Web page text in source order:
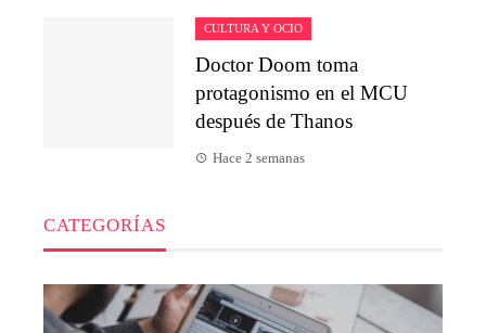
CULTURA Y OCIO
Doctor Doom toma
protagonismo en el MCU
después de Thanos
Hace 2 semanas
CATEGORÍAS